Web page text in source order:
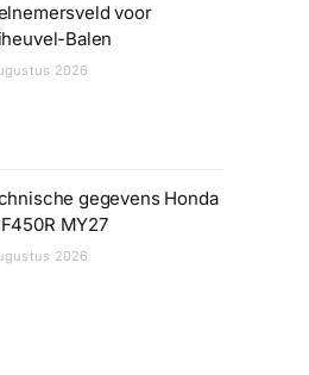
voor
Balen
2026
gegevens Honda
MY27
2026